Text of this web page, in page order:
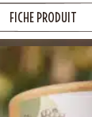
FICHE PRODUIT